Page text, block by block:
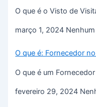
O que é o Visto de
março 1, 2024
O que é: Fornecedor
O que é um
fevereiro 29, 2024